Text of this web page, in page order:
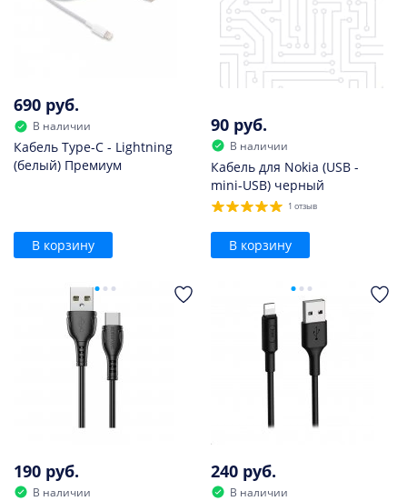
690 руб.
В наличии
Кабель Type-C - Lightning
(белый) Премиум
В корзину
90 руб.
В наличии
Кабель для Nokia (USB -
mini-USB) черный
1 отзыв
В корзину
190 руб.
В наличии
240 руб.
В наличии